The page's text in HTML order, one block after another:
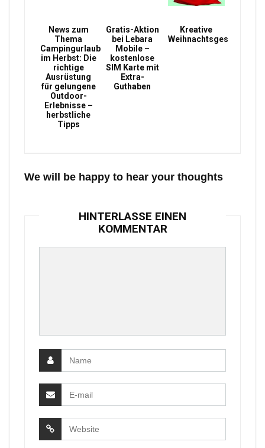
News zum
Thema
Campingurlaub
im Herbst: Die
richtige
Ausrüstung
für gelungene
Outdoor-
Erlebnisse –
herbstliche
Tipps
Gratis-Aktion
bei Lebara
Mobile –
kostenlose
SIM Karte mit
Extra-
Guthaben
Kreative
Weihnachtsgeschenke
We will be happy to hear your thoughts
HINTERLASSE EINEN
KOMMENTAR